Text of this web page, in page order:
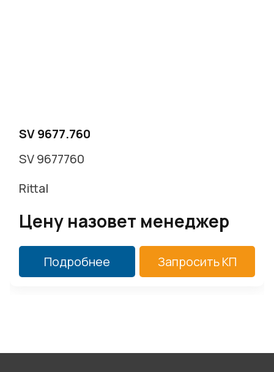
SV 9677.760
SV 9677760
Rittal
Цену назовет менеджер
Подробнее Запросить КП